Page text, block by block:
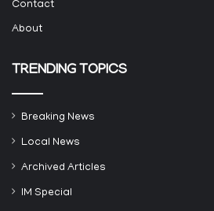
Contact
About
TRENDING TOPICS
Breaking News
Local News
Archived Articles
IM Special